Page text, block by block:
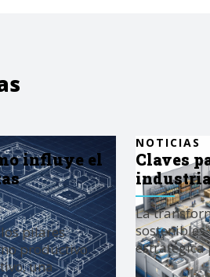
influye el
pilares
productivo.
una
NOTICIAS
Claves
La
sostenibles
estratégica